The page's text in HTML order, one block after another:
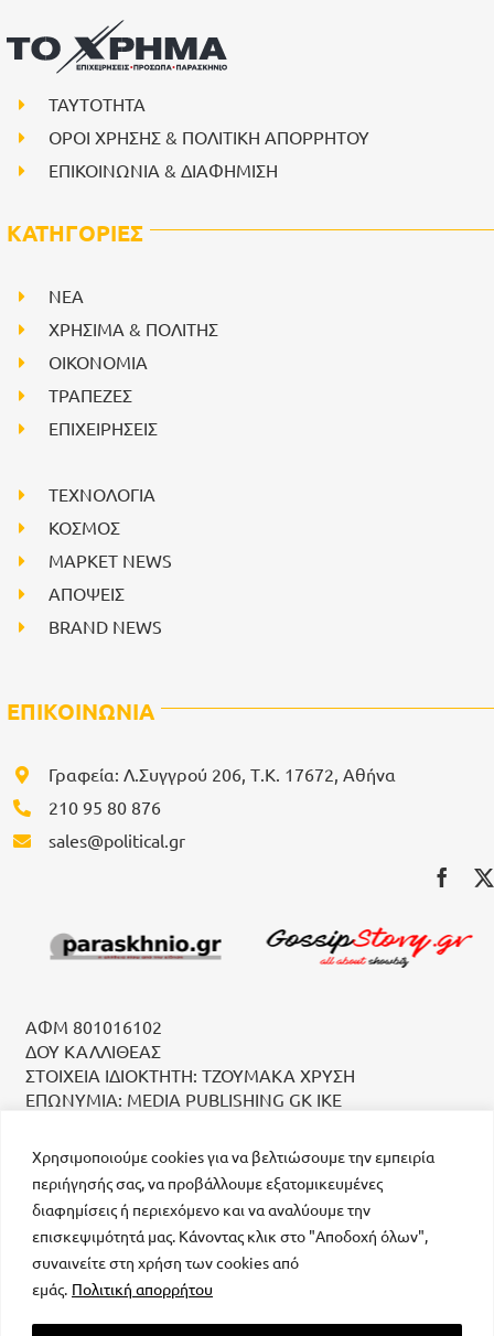
Χρησιμοποιούμε cookies για να βελτιώσουμε την εμπειρία
περιήγησής σας, να προβάλλουμε εξατομικευμένες
διαφημίσεις ή περιεχόμενο και να αναλύουμε την
επισκεψιμότητά μας. Κάνοντας κλικ στο "Αποδοχή όλων",
συναινείτε στη χρήση των cookies από
εμάς. Πολιτική απορρήτου
ΤΑΥΤΟΤΗΤΑ
ΟΡΟΙ ΧΡΗΣΗΣ & ΠΟΛΙΤΙΚΗ ΑΠΟΡΡΗΤΟΥ
ΕΠΙΚΟΙΝΩΝΙΑ & ΔΙΑΦΗΜΙΣΗ
ΚΑΤΗΓΟΡΙΕΣ
NEA
ΧΡΗΣΙΜΑ & ΠΟΛΙΤΗΣ
ΟΙΚΟΝΟΜΙΑ
ΤΡΑΠΕΖΕΣ
ΕΠΙΧΕΙΡΗΣΕΙΣ
ΤΕΧΝΟΛΟΓΙΑ
ΚΟΣΜΟΣ
ΜΑΡΚΕΤ NEWS
ΑΠΟΨΕΙΣ
BRAND NEWS
ΕΠΙΚΟΙΝΩΝΙΑ
Γραφεία: Λ.Συγγρού 206, Τ.Κ. 17672, Αθήνα
210 95 80 876
sales@political.gr
ΑΦΜ 801016102
ΔΟΥ ΚΑΛΛΙΘΕΑΣ
ΣΤΟΙΧΕΙΑ ΙΔΙΟΚΤΗΤΗ: ΤΖΟΥΜΑΚΑ ΧΡΥΣΗ
ΕΠΩΝΥΜΙΑ: MEDIA PUBLISHING GK IKE
μοναδικός αριθμός Μ.Η.Τ. 232223